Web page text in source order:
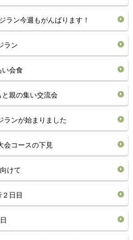
ン今週もがんばります！
ラン
会食
親の集い交流会
ンが始まりました
コースの下見
けて
日目